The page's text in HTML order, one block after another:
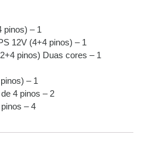
pinos) – 1
12V (4+4 pinos) – 1
pinos) Duas cores – 1
– 1
4 pinos – 2
– 4